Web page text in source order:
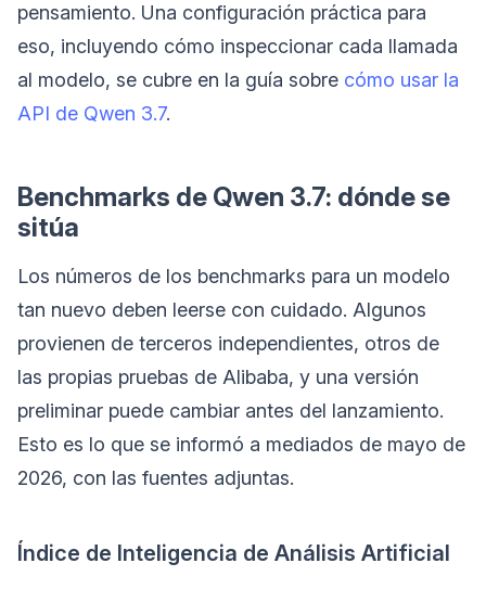
pensamiento. Una configuración práctica para
eso, incluyendo cómo inspeccionar cada llamada
al modelo, se cubre en la guía sobre cómo usar la
API de Qwen 3.7.
Benchmarks de Qwen 3.7: dónde se
sitúa
Los números de los benchmarks para un modelo
tan nuevo deben leerse con cuidado. Algunos
provienen de terceros independientes, otros de
las propias pruebas de Alibaba, y una versión
preliminar puede cambiar antes del lanzamiento.
Esto es lo que se informó a mediados de mayo de
2026, con las fuentes adjuntas.
Índice de Inteligencia de Análisis Artificial